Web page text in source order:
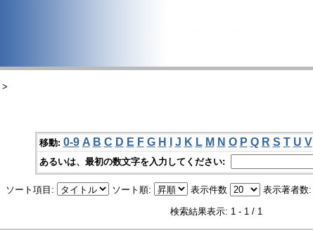
>
移動: 0-9 A B C D E F G H J K L M N O P Q R S T U V
あるいは、最初の数文字を入力してください:
ソート項目: ソート順: 表示件数 表示著者数:
検索結果表示: 1 - 1 / 1